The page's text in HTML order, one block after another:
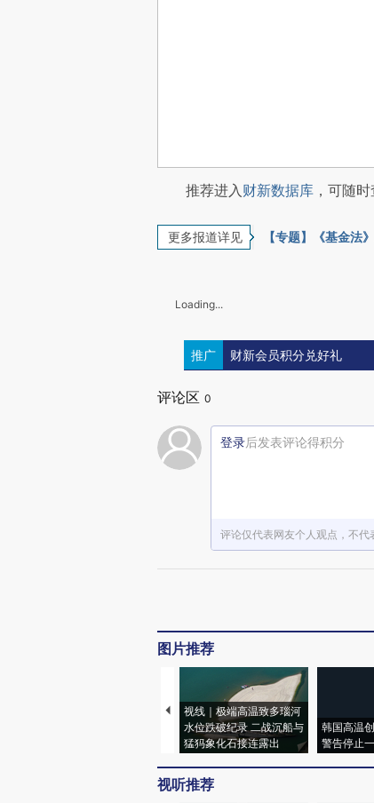
推荐进入财新数据库 ，可随
更多报道详见 【专题】《基金法
Loading...
推广 财新会员积分兑好礼
评论区 0
登录后发表评论得积分
评论仅代表网友个人观点，不代
图片推荐
视线｜极端高温致多瑙河
水位跌破纪录 二战沉船与
猛犸象化石接连露出
韩国高温
警告停止
视听推荐